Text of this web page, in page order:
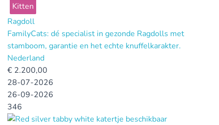
Kitten
Ragdoll
FamilyCats: dé specialist in gezonde Ragdolls met
stamboom, garantie en het echte knuffelkarakter.
Nederland
€ 2.200,00
28-07-2026
26-09-2026
346